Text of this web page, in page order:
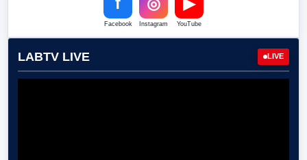
f
Facebook
◎
Instagram
▶
YouTube
LABTV LIVE LIVE